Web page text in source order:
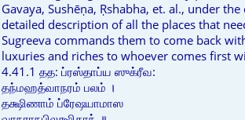
Gavaya, Sushēṇa, Ṛshabha, et. al., under
detailed description of all the places that
Sugreeva commands them to come back
luxuries and riches to whoever comes first
4.41.1 தத: ப்ரஸ்தாப்ய ஸுக்ரீவ:
தந்மஹத்வாநரம் பலம் ।
தக்ஷிணாம் ப்ரேஷயாமாஸ